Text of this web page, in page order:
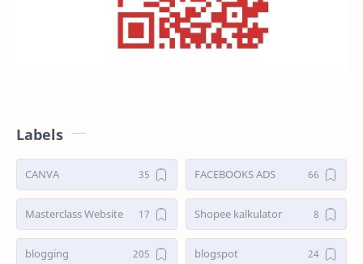
Labels
CANVA FACEBOOKS ADS
Masterclass Website Shopee kalkulator
blogging blogspot